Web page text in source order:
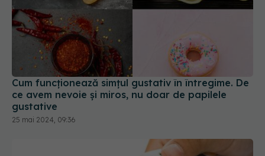
Cum funcționează simțul gustativ în întregime. De
ce avem nevoie și miros, nu doar de papilele
gustative
25 mai 2024, 09:36